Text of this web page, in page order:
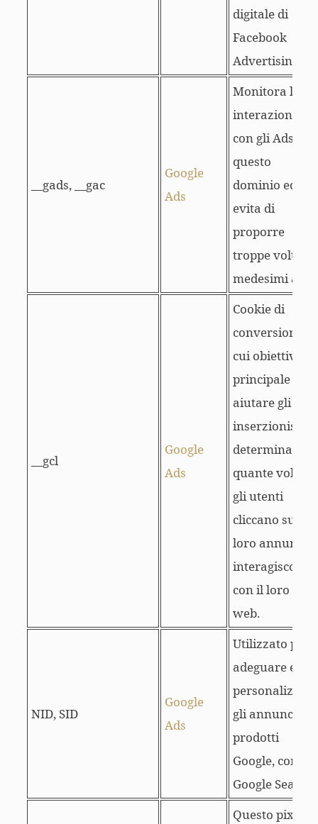
digitale di
Facebook
Advertising.
__gads, __gac
Google
Ads
Monitora le
interazioni
con gli Ads in
questo
dominio ed
evita di
proporre
troppe volte i
medesimi ads.
__gcl
Google
Ads
Cookie di
conversione il
cui obiettivo
principale è
aiutare gli
inserzionisti a
determinare
quante volte
gli utenti
cliccano sui
loro annunci e
interagiscono
con il loro sito
web.
NID, SID
Google
Ads
Utilizzato per
adeguare e
personalizzare
gli annunci nei
prodotti
Google, come
Google Search.
Questo pixel è